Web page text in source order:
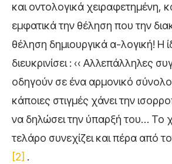
και οντολογικά χειραφετημένη,
εμφατικά την θέληση που την
θέληση δημιουργικά α-λογική! Η
διευκρινίσει : ‹‹ Αλλεπάλληλες
οδηγούν σε ένα αρμονικό
κάποιες στιγμές χάνει την
να δηλώσει την ύπαρξή του… Το
τελάρο συνεχίζει και πέρα από
[2] .